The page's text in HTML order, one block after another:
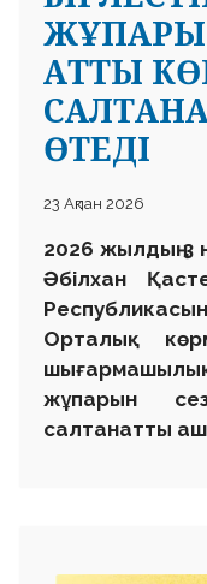
АТТЫ
ӨТЕДІ
23 Ақпан 2026
2026 жылдың 3
Әбілхан
Орталық
жұпарын
салтанатты